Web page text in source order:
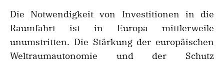
Die Notwendigkeit von Investitionen in die
Raumfahrt ist in Europa mittlerweile
unumstritten. Die Stärkung der europäischen
Weltraumautonomie und der Schutz